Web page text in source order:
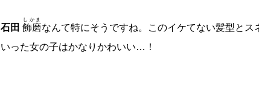
石田飾磨
しかま
なんて特にそうですね。このイケてない髪型と
いった女の子はかなりかわいい…！